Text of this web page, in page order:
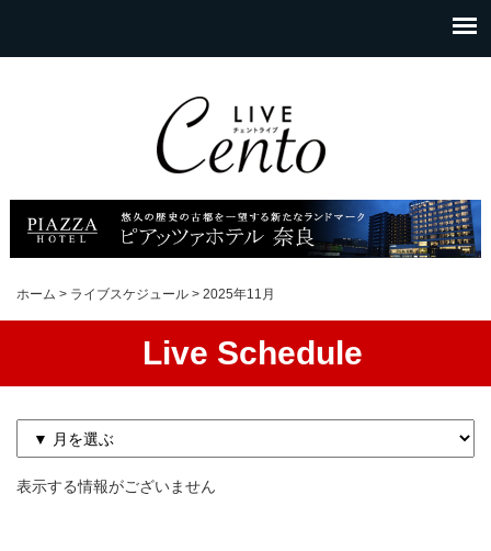
ホーム > ライブスケジュール > 2025年11月
Live Schedule
表示する情報がございません